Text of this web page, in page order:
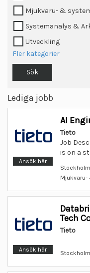
Mjukvaru- &
Systemanalys &
Utveckling
Fler kategorier
Sök
Lediga jobb
Ansök här
AI
Tieto
Job
is on a
Ansök här
Tech
Tieto